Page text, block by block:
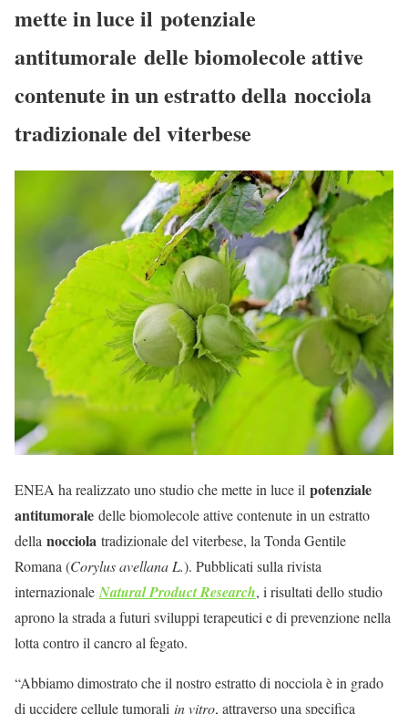
mette in luce il potenziale
antitumorale delle biomolecole attive
contenute in un estratto della nocciola
tradizionale del viterbese
ENEA ha realizzato uno studio che mette in luce il potenziale
antitumorale delle biomolecole attive contenute in un estratto
della nocciola tradizionale del viterbese, la Tonda Gentile
Romana (Corylus avellana L.). Pubblicati sulla rivista
internazionale Natural Product Research, i risultati dello studio
aprono la strada a futuri sviluppi terapeutici e di prevenzione nella
lotta contro il cancro al fegato.
“Abbiamo dimostrato che il nostro estratto di nocciola è in grado
di uccidere cellule tumorali in vitro, attraverso una specifica